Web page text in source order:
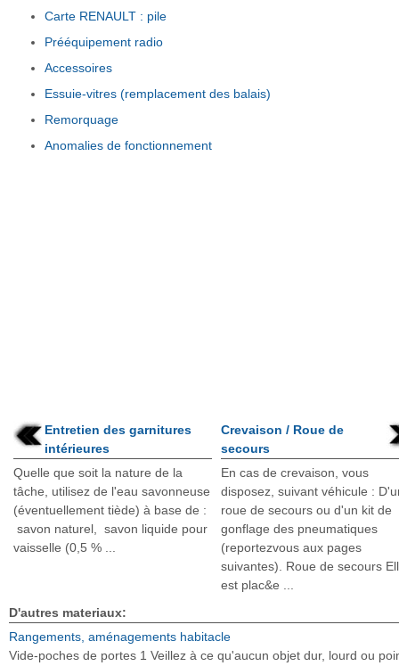
Carte RENAULT : pile
Prééquipement radio
Accessoires
Essuie-vitres (remplacement des balais)
Remorquage
Anomalies de fonctionnement
Entretien des garnitures
intérieures
Quelle que soit la nature de la
tâche, utilisez de l'eau savonneuse
(éventuellement tiède) à base de :
savon naturel, savon liquide pour
vaisselle (0,5 % ...
Crevaison / Roue de
secours
En cas de crevaison, vous
disposez, suivant véhicule :
roue de secours ou d'un kit de
gonflage des pneumatiques
(reportezvous aux pages
suivantes). Roue de secours
est plac&e ...
D'autres materiaux:
Rangements, aménagements habitacle
Vide-poches de portes 1 Veillez à ce qu'aucun objet dur, lourd ou